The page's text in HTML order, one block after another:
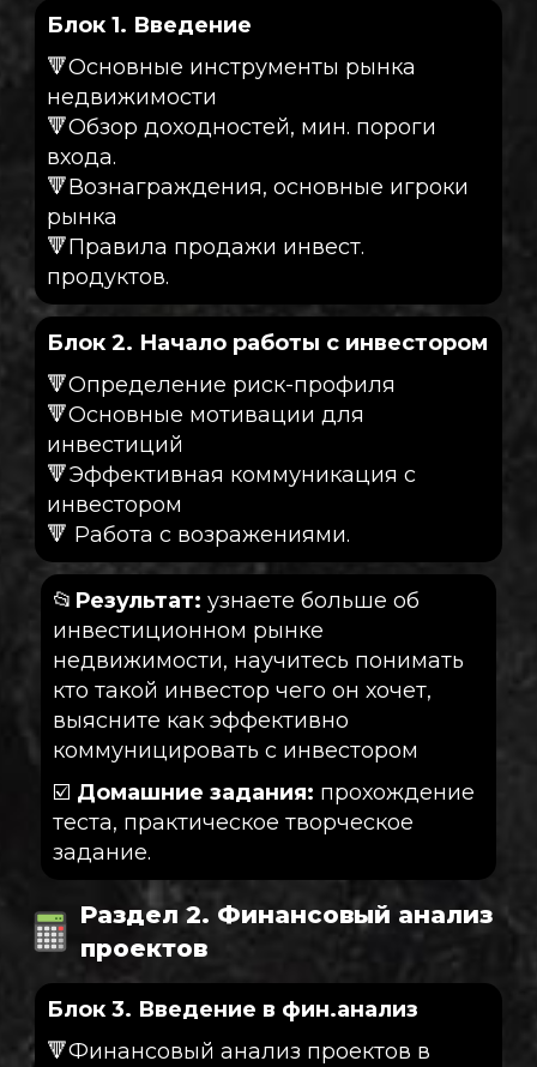
Блок 1. Введение
🔻Основные инструменты рынка
недвижимости
🔻Обзор доходностей, мин. пороги
входа.
🔻Вознаграждения, основные игроки
рынка
🔻Правила продажи инвест.
продуктов.
Блок 2. Начало работы с инвестором
🔻Определение риск-профиля
🔻Основные мотивации для
инвестиций
🔻Эффективная коммуникация с
инвестором
🔻 Работа с возражениями.
📂 Результат: узнаете больше об
инвестиционном рынке
недвижимости, научитесь понимать
кто такой инвестор чего он хочет,
выясните как эффективно
коммуницировать с инвестором
☑️ Домашние задания: прохождение
теста, практическое творческое
задание.
Раздел 2. Финансовый анализ
проектов
Блок 3. Введение в фин.анализ
🔻Финансовый анализ проектов в